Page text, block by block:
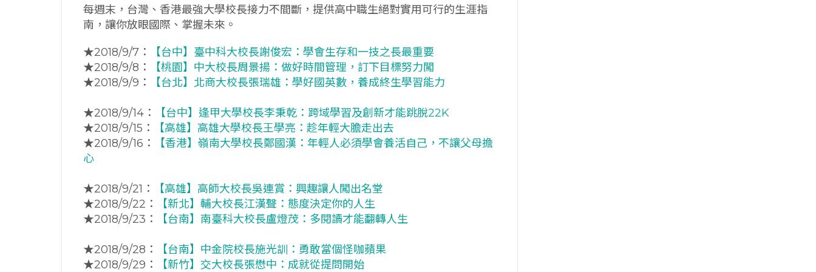
每週末，台灣、香港最強大學校長接力不間斷，提供高中職生絕對實用可行的生涯指
南，讓你放眼國際、掌握未來。
★2018/9/7：
【台中】臺中科大校長謝俊宏：學會生存和一技之長最重要
★2018/9/8：
【桃園】中大校長周景揚：做好時間管理，訂下目標努力闖
★2018/9/9：
【台北】北商大校長張瑞雄：學好國英數，養成終生學習能力
★2018/9/14：
【台中】逢甲大學校長李秉乾：跨域學習及創新才能跳脫22K
★2018/9/15：
【高雄】高雄大學校長王學亮：趁年輕大膽走出去
★2018/9/16：
【香港】嶺南大學校長鄭國漢：年輕人必須學會養活自己，不讓父母擔
心
★2018/9/21：
【高雄】高師大校長吳連賞：興趣讓人闖出名堂
★2018/9/22：
【新北】輔大校長江漢聲：態度決定你的人生
★2018/9/23：
【台南】南臺科大校長盧燈茂：多閱讀才能翻轉人生
★2018/9/28：
【台南】中金院校長施光訓：勇敢當個怪咖蘋果
★2018/9/29：
【新竹】交大校長張懋中：成就從提問開始